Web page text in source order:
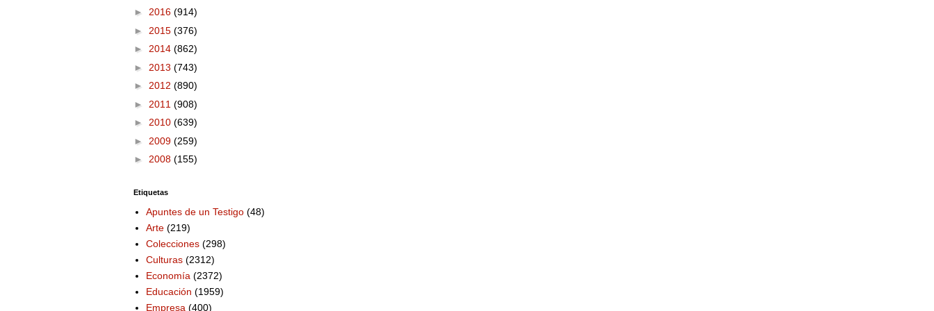
► 2016 (914)
► 2015 (376)
► 2014 (862)
► 2013 (743)
► 2012 (890)
► 2011 (908)
► 2010 (639)
► 2009 (259)
► 2008 (155)
Etiquetas
Apuntes de un Testigo (48)
Arte (219)
Colecciones (298)
Culturas (2312)
Economía (2372)
Educación (1959)
Empresa (400)